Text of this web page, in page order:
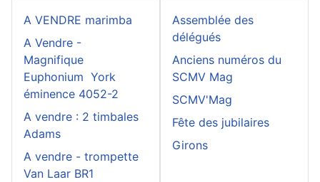
A VENDRE marimba
A Vendre -
Magnifique
Euphonium York
éminence 4052-2
A vendre : 2 timbales
Adams
A vendre - trompette
Van Laar BR1
Assemblée des
délégués
Anciens numéros du
SCMV Mag
SCMV'Mag
Fête des jubilaires
Girons